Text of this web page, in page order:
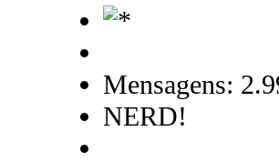
Mensagens:
NERD!